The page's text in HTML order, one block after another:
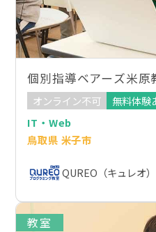
個別指導ベアーズ米原
オンライン不可
無料体験
IT・Web
鳥取県 米子市
QUREO（キュレオ
教室